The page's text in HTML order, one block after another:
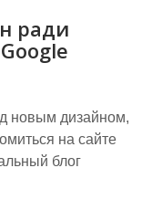
ради
новым дизайном,
на сайте
блог